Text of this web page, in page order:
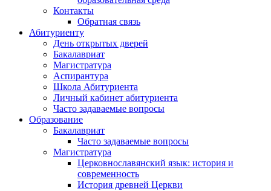
Контакты
Обратная связь
Абитуриенту
День открытых дверей
Бакалавриат
Магистратура
Аспирантура
Школа Абитуриента
Личный кабинет абитуриента
Часто задаваемые вопросы
Образование
Бакалавриат
Часто задаваемые вопросы
Магистратура
Церковнославянский язык: история и
современность
История древней Церкви